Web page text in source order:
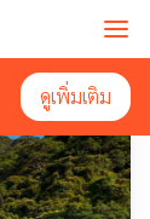
ดูเพิ่มเติม
ดูเพิ่มเติม